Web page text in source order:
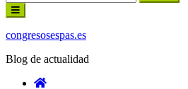
Ir
al
contenido
congresosespas.es
Blog de actualidad